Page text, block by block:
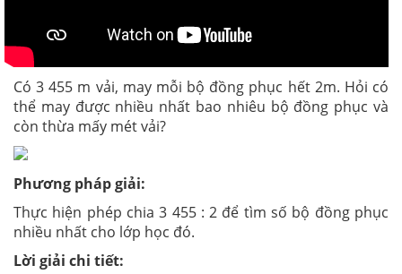
Có 3 455 m vải, may mỗi bộ đồng phục hết 2m. Hỏi có
thể may được nhiều nhất bao nhiêu bộ đồng phục và
còn thừa mấy mét vải?
Phương pháp giải:
Thực hiện phép chia 3 455 : 2 để tìm số bộ đồng phục
nhiều nhất cho lớp học đó.
Lời giải chi tiết: